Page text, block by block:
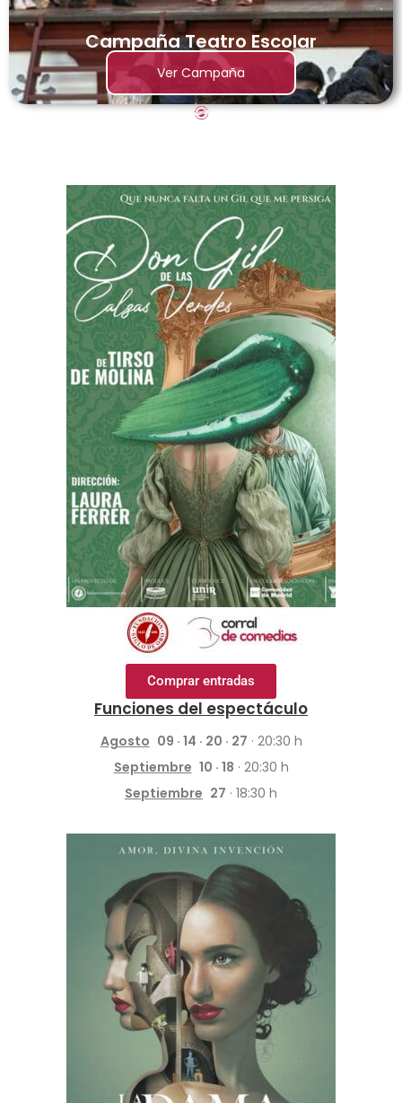
Campaña Teatro Escolar
Ver Campaña
Comprar entradas
Funciones del espectáculo
Agosto 09 · 14 · 20 · 27 · 20:30 h
Septiembre 10 · 18 · 20:30 h
Septiembre 27 · 18:30 h